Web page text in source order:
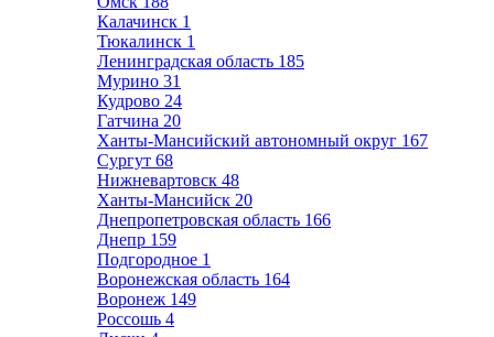
Калачинск 1
Тюкалинск 1
Ленинградская область 185
Мурино 31
Кудрово 24
Гатчина 20
Ханты-Мансийский автономный округ 167
Сургут 68
Нижневартовск 48
Ханты-Мансийск 20
Днепропетровская область 166
Днепр 159
Подгородное 1
Воронежская область 164
Воронеж 149
Россошь 4